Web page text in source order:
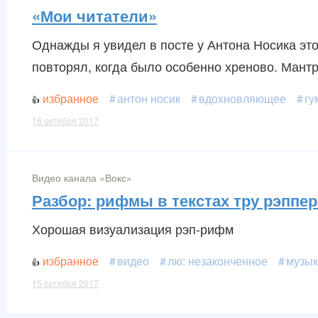
«Мои читатели»
Однажды я увидел в посте у Антона Носика
повторял, когда было особенно хреново.
избранное антон носик вдохновляющее
16 октября 2017
Видео канала «Вокс»
Разбор: рифмы в текстах тру
Хорошая визуализация рэп-рифм
избранное видео лю: незаконченное
15 октября 2017